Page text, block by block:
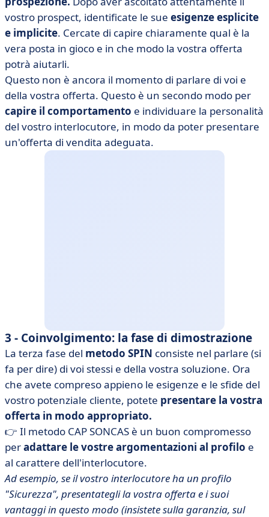
vostro prospect, identificate le sue esigenze esplicite
e implicite. Cercate di capire chiaramente qual è la
vera posta in gioco e in che modo la vostra offerta
potrà aiutarli.
Questo non è ancora il momento di parlare di voi e
della vostra offerta. Questo è un secondo modo per
capire il comportamento e individuare la personalità
del vostro interlocutore, in modo da poter presentare
un'offerta di vendita adeguata.
3 - Coinvolgimento: la fase di dimostrazione
La terza fase del metodo SPIN consiste nel parlare (si
fa per dire) di voi stessi e della vostra soluzione. Ora
che avete compreso appieno le esigenze e le sfide del
vostro potenziale cliente, potete presentare la vostra
offerta in modo appropriato.
👉 Il metodo CAP SONCAS è un buon compromesso
peradattare le vostre argomentazioni al profilo e
al carattere dell'interlocutore.
Ad esempio, se il vostro interlocutore ha un profilo
"Sicurezza", presentategli la vostra offerta e i suoi
vantaggi in questo modo (insistete sulla garanzia, sul